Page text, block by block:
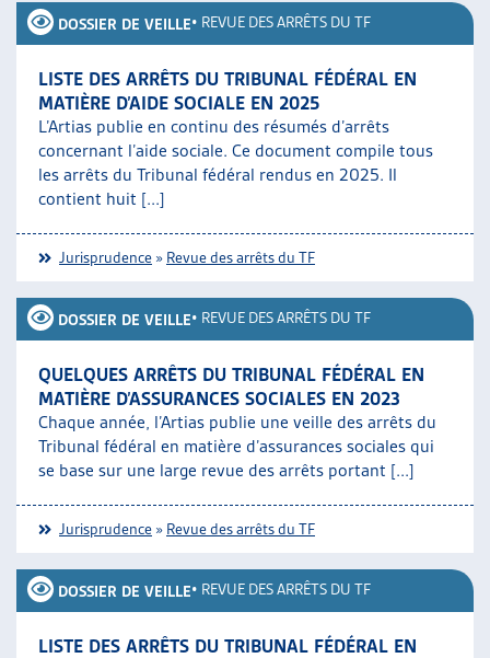
DOSSIER DE VEILLE• REVUE DES ARRÊTS DU TF
LISTE DES ARRÊTS DU TRIBUNAL FÉDÉRAL EN
MATIÈRE D’AIDE SOCIALE EN 2025
L’Artias publie en continu des résumés d’arrêts
concernant l’aide sociale. Ce document compile tous
les arrêts du Tribunal fédéral rendus en 2025. Il
contient huit [...]
Jurisprudence » Revue des arrêts du TF
DOSSIER DE VEILLE• REVUE DES ARRÊTS DU TF
QUELQUES ARRÊTS DU TRIBUNAL FÉDÉRAL EN
MATIÈRE D’ASSURANCES SOCIALES EN 2023
Chaque année, l’Artias publie une veille des arrêts du
Tribunal fédéral en matière d’assurances sociales qui
se base sur une large revue des arrêts portant [...]
Jurisprudence » Revue des arrêts du TF
DOSSIER DE VEILLE• REVUE DES ARRÊTS DU TF
LISTE DES ARRÊTS DU TRIBUNAL FÉDÉRAL EN